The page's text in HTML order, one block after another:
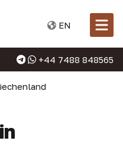
EN
+44 7488 848565